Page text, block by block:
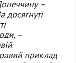
–
досягнуті
–
приклад